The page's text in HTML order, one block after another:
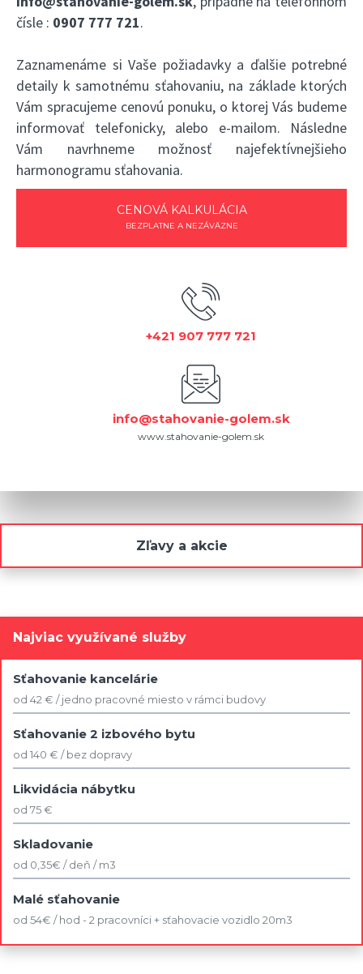
čísle : 0907 777 721.
Zaznamenáme si Vaše požiadavky a ďalšie potrebné
detaily k samotnému sťahovaniu, na základe ktorých
Vám spracujeme cenovú ponuku, o ktorej Vás budeme
informovať telefonicky, alebo e-mailom. Následne
Vám navrhneme možnosť najefektívnejšieho
harmonogramu sťahovania.
CENOVÁ KALKULÁCIA
BEZPLATNE A NEZÁVÄZNE
+421 907 777 721
info@stahovanie-golem.sk
www.stahovanie-golem.sk
Zľavy a akcie
Najviac využívané služby
Sťahovanie kancelárie
od 42 € / jedno pracovné miesto v rámci budovy
Sťahovanie 2 izbového bytu
od 140 € / bez dopravy
Likvidácia nábytku
od 75 €
Skladovanie
od 0,35€ / deň / m3
Malé sťahovanie
od 54€ / hod - 2 pracovníci + sťahovacie vozidlo 20m3